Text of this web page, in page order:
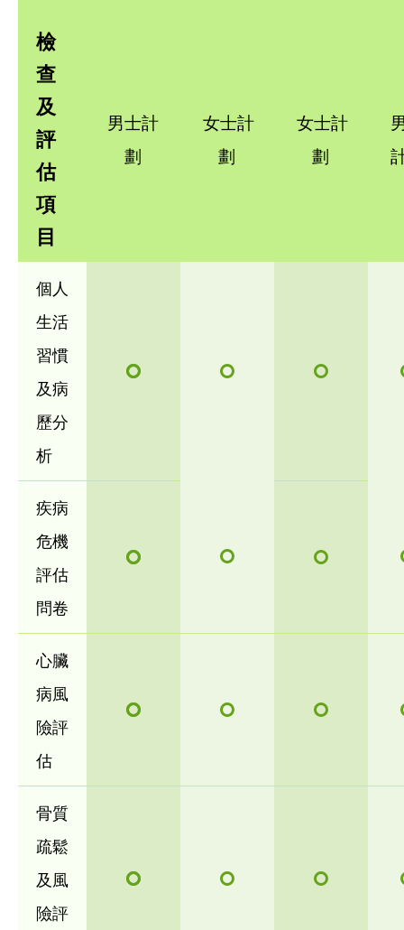
檢
查
及
評
估
項
目
男士計
劃
女士計
劃
女士計
劃
個人
生活
習慣
及病
歷分
析
疾病
危機
評估
問卷
心臟
病風
險評
估
骨質
疏鬆
及風
險評